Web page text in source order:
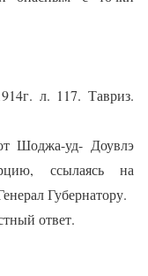
л. 117. Тавриз.
Шоджа-уд- Доувлэ
ссылаясь на
Губернатору.
ответ.